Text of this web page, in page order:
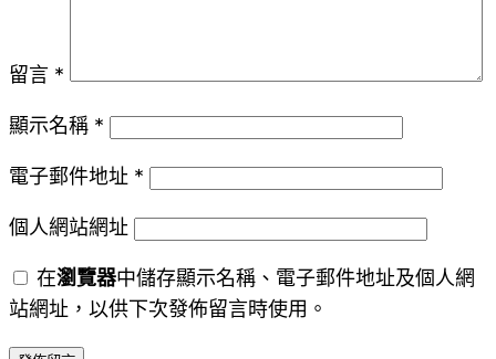
留言 *
顯示名稱 *
電子郵件地址 *
個人網站網址
在瀏覽器中儲存顯示名稱、電子郵件地址及個人網
站網址，以供下次發佈留言時使用。